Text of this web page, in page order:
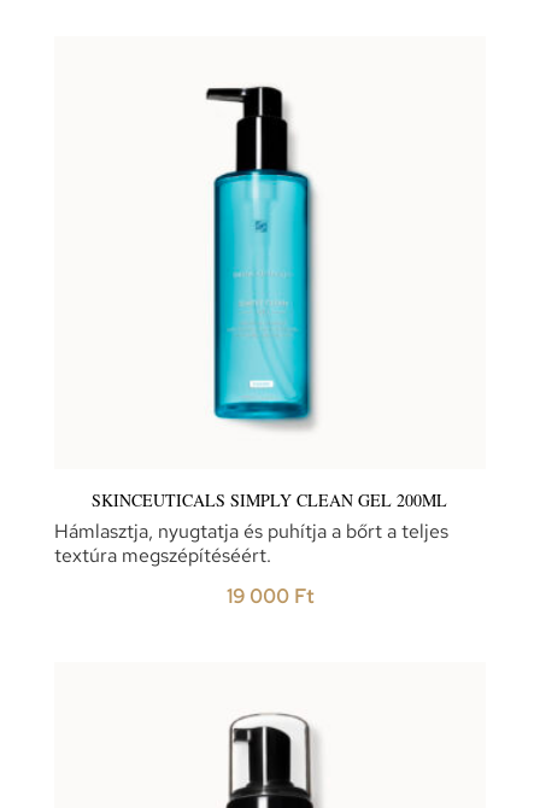
SKINCEUTICALS SIMPLY CLEAN GEL 200ML
Hámlasztja, nyugtatja és puhítja a bőrt a teljes
textúra megszépítéséért.
19 000 Ft